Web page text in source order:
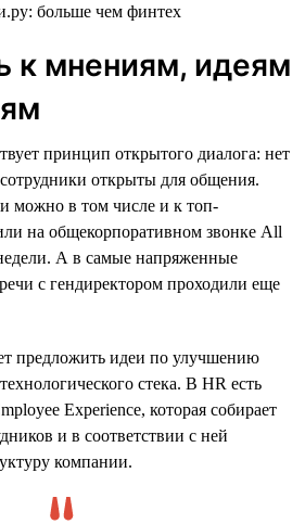
к мнениям, идеям
принцип открытого диалога: нет
открыты для общения.
можно в том числе и к топ-
на общекорпоративном звонке All
А в самые напряженные
с гендиректором проходили еще
предложить идеи по улучшению
стека. В HR есть
Experience, которая собирает
и в соответствии с ней
компании.